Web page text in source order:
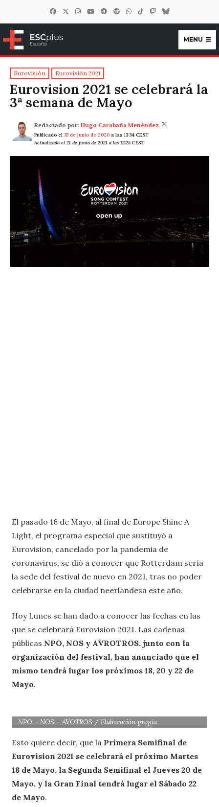
ESCplus España
MENU
Eurovisión Eurovisión 2021
Eurovision 2021 se celebrará la
3ª semana de Mayo
Redactado por: Hugo Carabaña Menéndez
Publicado el 15 de junio de 2020 a las 13:34 CEST
Actualizado el 21 de junio de 2021 a las 12:25 CEST
El pasado 16 de Mayo, al final de Europe Shine A
Light, el programa especial que sustituyó a
Eurovision, cancelado por la pandemia de
coronavirus, se dió a conocer que Rotterdam sería
la sede del festival de nuevo en 2021, tras no poder
celebrarse en la ciudad neerlandesa este año.
Hoy Lunes se han dado a conocer las fechas en las
que se celebrará Eurovision 2021. Las cadenas
públicas NPO, NOS y AVROTROS, junto con la
organización del festival, han anunciado que el
mismo tendrá lugar los próximos 18, 20 y 22 de
Mayo.
NPO – NOS – AVOTROS / Elaboración propia
Esto quiere decir, que la Primera Semifinal de
Eurovision 2021 se celebrará el próximo Martes
18 de Mayo, la Segunda Semifinal el Jueves 20 de
Mayo, y la Gran Final tendrá lugar el Sábado 22
de Mayo.